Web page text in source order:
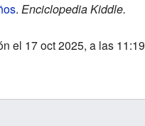
. Enciclopedia Kiddle.
el 17 oct 2025, a las 11:19